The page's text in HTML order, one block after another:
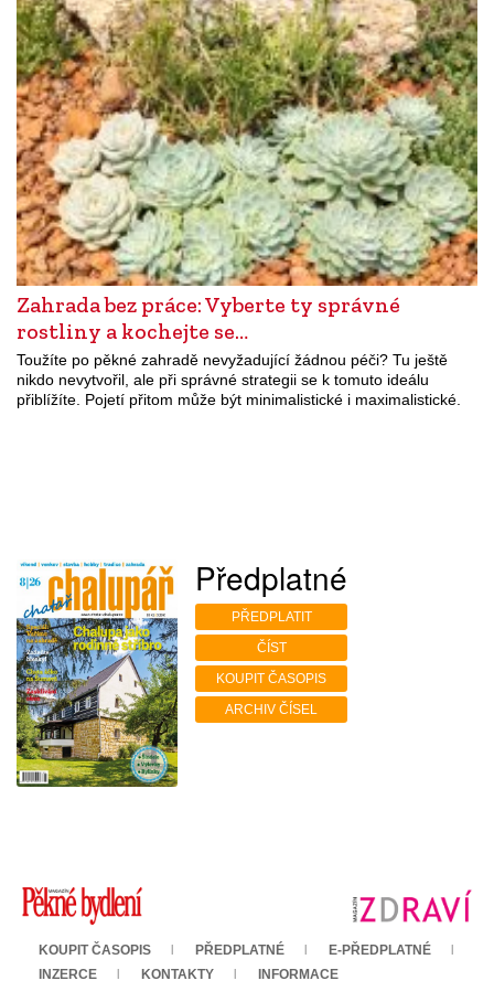
Zahrada bez práce: Vyberte ty správné
rostliny a kochejte se…
Toužíte po pěkné zahradě nevyžadující žádnou péči? Tu ještě
nikdo nevytvořil, ale při správné strategii se k tomuto ideálu
přiblížíte. Pojetí přitom může být minimalistické i maximalistické.
Předplatné
PŘEDPLATIT
ČÍST
KOUPIT ČASOPIS
ARCHIV ČÍSEL
KOUPIT ČASOPIS PŘEDPLATNÉ
E-PŘEDPLATNÉ
INZERCE
KONTAKTY INFORMACE